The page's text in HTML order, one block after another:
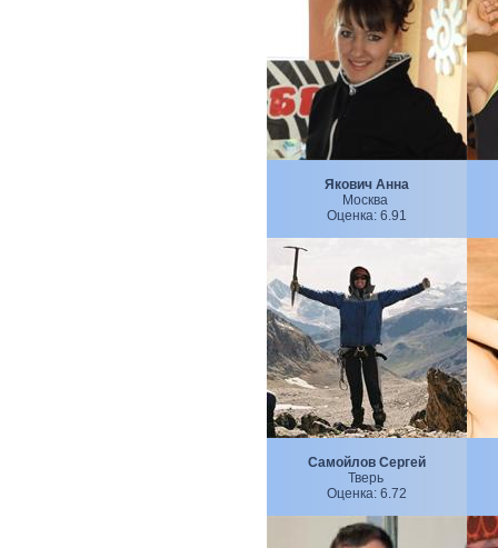
Якович Анна
Москва
Оценка: 6.91
Самойлов Сергей
Тверь
Оценка: 6.72